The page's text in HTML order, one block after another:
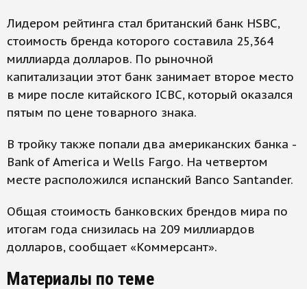
Лидером рейтинга стал британский банк HSBC,
стоимость бренда которого составила 25,364
миллиарда долларов. По рыночной
капитализации этот банк занимает второе место
в мире после китайского ICBC, который оказался
пятым по цене товарного знака.
В тройку также попали два американских банка -
Bank of America и Wells Fargo. На четвертом
месте расположился испанский Banco Santander.
Общая стоимость банковских брендов мира по
итогам года снизилась на 209 миллиардов
долларов, сообщает «Коммерсант».
Материалы по теме